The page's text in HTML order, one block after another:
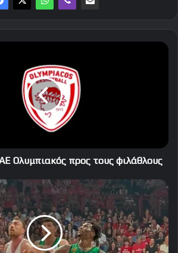
Ολυμπιακός προς τους φιλάθλους